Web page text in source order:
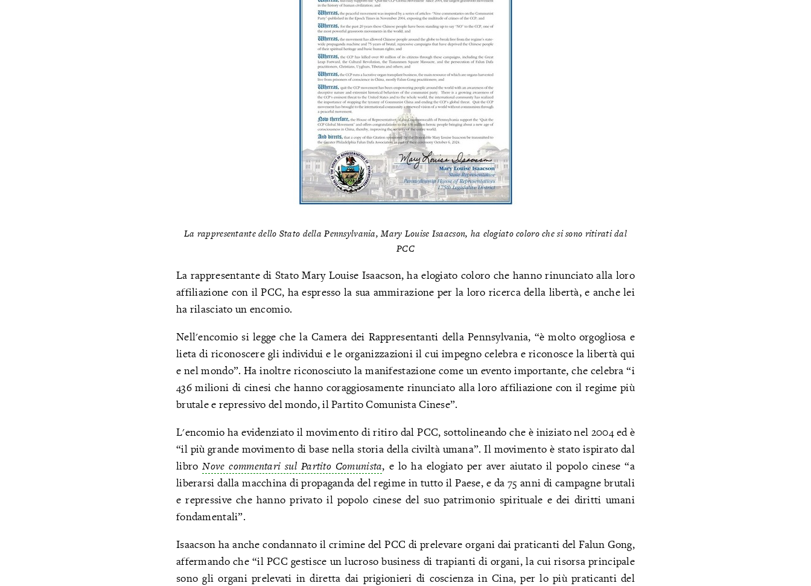
La rappresentante dello Stato della Pennsylvania, Mary Louise Isaacson, ha elogiato coloro che si sono ritirati dal
PCC
La rappresentante di Stato Mary Louise Isaacson, ha elogiato coloro che hanno rinunciato alla loro
affiliazione con il PCC, ha espresso la sua ammirazione per la loro ricerca della libertà, e anche lei
ha rilasciato un encomio.
Nell'encomio si legge che la Camera dei Rappresentanti della Pennsylvania, “è molto orgogliosa e
lieta di riconoscere gli individui e le organizzazioni il cui impegno celebra e riconosce la libertà qui
e nel mondo”. Ha inoltre riconosciuto la manifestazione come un evento importante, che celebra “i
436 milioni di cinesi che hanno coraggiosamente rinunciato alla loro affiliazione con il regime più
brutale e repressivo del mondo, il Partito Comunista Cinese”.
L'encomio ha evidenziato il movimento di ritiro dal PCC, sottolineando che è iniziato nel 2004 ed è
“il più grande movimento di base nella storia della civiltà umana”. Il movimento è stato ispirato dal
libroNove commentari sul Partito Comunista, e lo ha elogiato per aver aiutato il popolo cinese “a
liberarsi dalla macchina di propaganda del regime in tutto il Paese, e da 75 anni di campagne brutali
e repressive che hanno privato il popolo cinese del suo patrimonio spirituale e dei diritti umani
fondamentali”.
Isaacson ha anche condannato il crimine del PCC di prelevare organi dai praticanti del Falun Gong,
affermando che “il PCC gestisce un lucroso business di trapianti di organi, la cui risorsa principale
sono gli organi prelevati in diretta dai prigionieri di coscienza in Cina, per lo più praticanti del